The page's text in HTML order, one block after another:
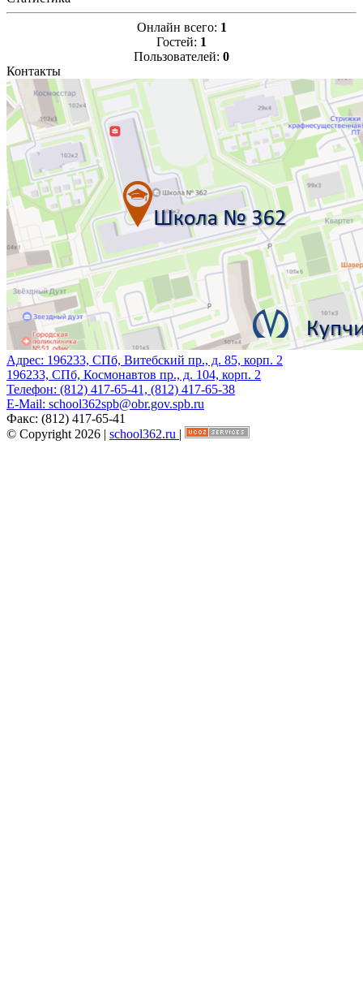
Онлайн всего: 1
Гостей: 1
Пользователей: 0
Контакты
Адрес: 196233, СПб, Витебский пр., д. 85, корп. 2
196233, СПб, Космонавтов пр., д. 104, корп. 2
Телефон: (812) 417-65-41, (812) 417-65-38
E-Mail: school362spb@obr.gov.spb.ru
Факс: (812) 417-65-41
© Copyright 2026 | school362.ru |